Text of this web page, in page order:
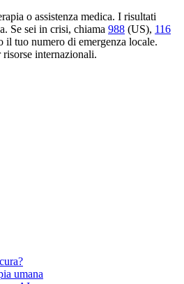
o assistenza medica. I risultati
Se sei in crisi, chiama 988 (US), 116
il tuo numero di emergenza locale.
risorse internazionali.
umana